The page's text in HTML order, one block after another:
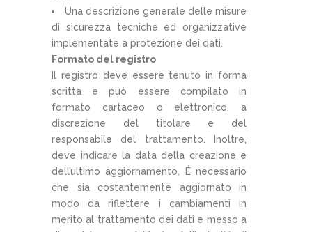
Una descrizione generale delle misure
di sicurezza tecniche ed organizzative
implementate a protezione dei dati.
Formato del registro
Il registro deve essere tenuto in forma
scritta e può essere compilato in
formato cartaceo o elettronico, a
discrezione del titolare e del
responsabile del trattamento. Inoltre,
deve indicare la data della creazione e
dell’ultimo aggiornamento. É necessario
che sia costantemente aggiornato in
modo da riflettere i cambiamenti in
merito al trattamento dei dati e messo a